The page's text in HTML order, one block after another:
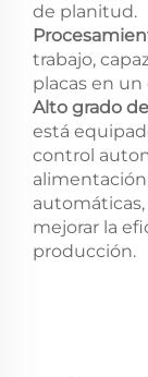
de planitud.
trabajo,
placas en
Alto grado
está
control
mejorar la
producción.